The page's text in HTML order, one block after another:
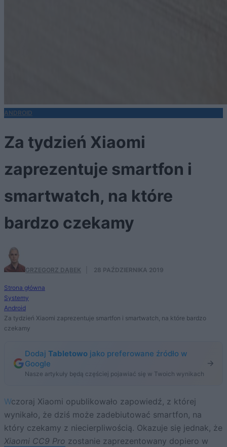
ANDROID
Za tydzień Xiaomi
zaprezentuje smartfon i
smartwatch, na które
bardzo czekamy
GRZEGORZ DĄBEK 28 PAŹDZIERNIKA 2019
Strona główna
Systemy
Android
Za tydzień Xiaomi zaprezentuje smartfon i smartwatch, na które bardzo
czekamy
Dodaj Tabletowo jako preferowane źródło w
Google
Nasze artykuły będą częściej pojawiać się w Twoich wynikach
Wczoraj Xiaomi opublikowało zapowiedź, z której
wynikało, że dziś może zadebiutować smartfon, na
który czekamy z niecierpliwością. Okazuje się jednak, że
Xiaomi CC9 Pro zostanie zaprezentowany dopiero w